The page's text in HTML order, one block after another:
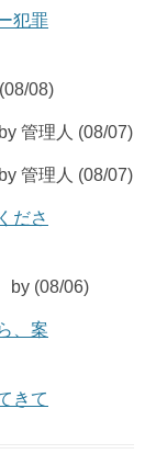
犯罪
08)
by 管理人 (08/07)
by 管理人 (08/07)
ださ
by (08/06)
、案
きて